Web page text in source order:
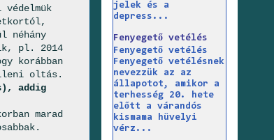
néhány
pl. 2014
korábban
oltás.
addig
marad
jelek és a
depress...
Fenyegető vetélés
Fenyegető vetélés
Fenyegető vetélésnek
nevezzük az az
állapotot, amikor a
terhesség 20. hete
előtt a várandós
kismama hüvelyi
vérz...